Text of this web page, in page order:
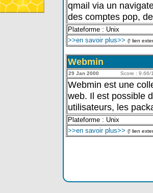
qmail via un
des comptes pop,
Plateforme : Unix
>>en savoir plus>> (! lien
Webmin
29 Jan 2000 Score : 9.66/
Webmin est une
web. Il est possible
utilisateurs, les
Plateforme : Unix
>>en savoir plus>> (! lien